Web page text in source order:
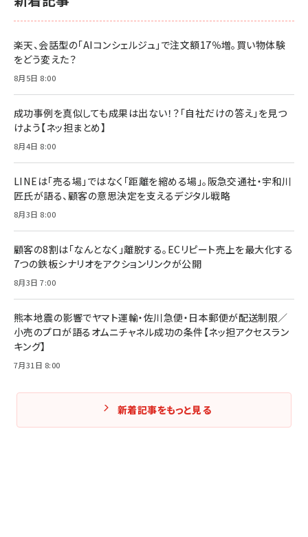
楽天、会話型の「AIコンシェルジュ」で注文額17％増。買い物体験
をどう変えた？
8月5日 8:00
成功事例を真似しても成果は出ない！？「自社だけの答え」を見つ
けよう【ネッ担まとめ】
8月4日 8:00
LINEは「売る場」ではなく「距離を縮める場」。阪急交通社・宇和川
匠氏が語る、顧客の意思決定を支えるデジタル戦略
8月3日 8:00
顧客の8割は「なんとなく」離脱する。ECリピート売上を最大化する
7つの鉄板シナリオをアクションリンクが公開
8月3日 7:00
熊本地震の影響でヤマト運輸・佐川急便・日本郵便が配送制限／
小売のプロが語るオムニチャネル成功の条件【ネッ担アクセスラン
キング】
7月31日 8:00
新着記事をもっと見る